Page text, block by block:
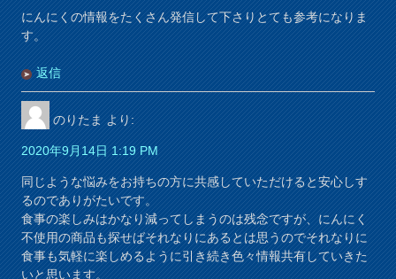
にんにくの情報をたくさん発信して下さりとても参考になりま
す。
返信
のりたま より:
2020年9月14日 1:19 PM
同じような悩みをお持ちの方に共感していただけると安心しす
るのでありがたいです。
食事の楽しみはかなり減ってしまうのは残念ですが、にんにく
不使用の商品も探せばそれなりにあるとは思うのでそれなりに
食事も気軽に楽しめるように引き続き色々情報共有していきた
いと思います。